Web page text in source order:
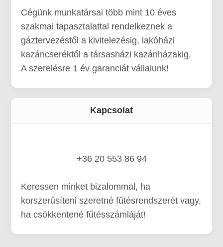
Cégünk munkatársai több mint 10 éves
szakmai tapasztalattal rendelkeznek a
gáztervezéstől a kivitelezésig, lakóházi
kazáncseréktől a társasházi kazánházakig.
A szerelésre 1 év garanciát vállalunk!
Kapcsolat
+36 20 553 86 94
Keressen minket bizalommal, ha
korszerűsíteni szeretné fűtésrendszerét vagy,
ha csökkentené fűtésszámláját!